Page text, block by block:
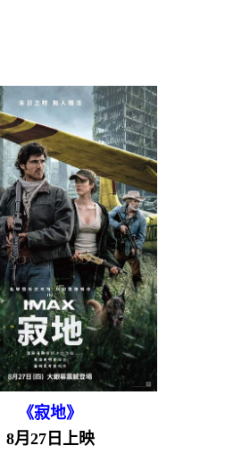
《寂地》
8月27日上映